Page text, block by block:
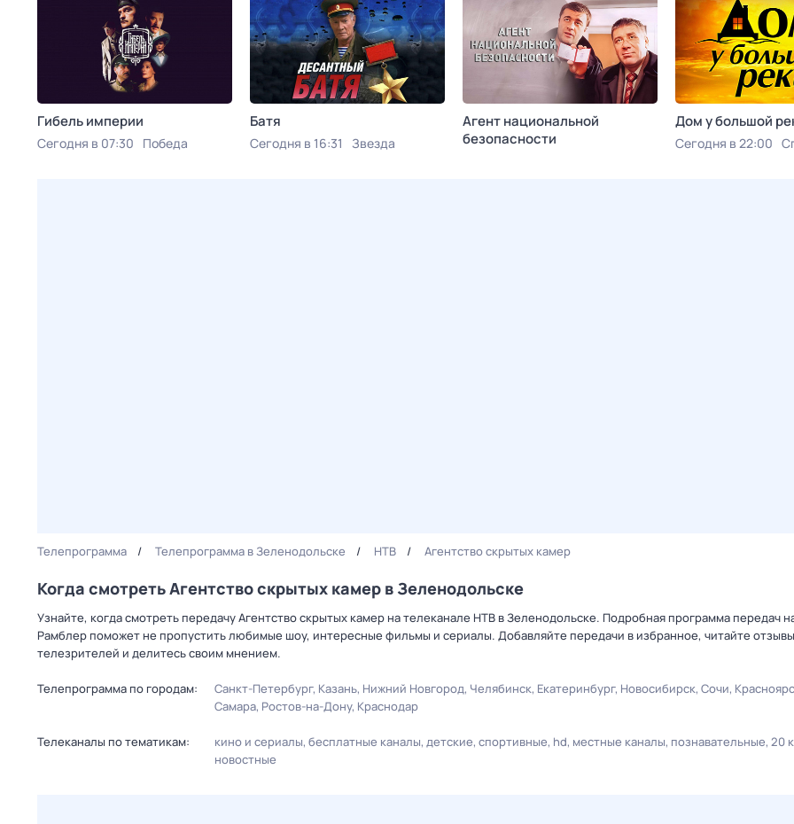
Гибель империи
Сегодня в 07:30 Победа
Батя
Сегодня в 16:31 Звезда
Агент национальной
безопасности
Дом у большой
Сегодня в 22:00
Телепрограмма Телепрограмма в Зеленодольске НТВ Агентство скрытых камер
Когда смотреть Агентство скрытых камер в Зеленодольске
Узнайте, когда смотреть передачу Агентство скрытых камер на телеканале НТВ в Зеленодольске. Подробная программа передач
Рамблер поможет не пропустить любимые шоу, интересные фильмы и сериалы. Добавляйте передачи в избранное, читайте отзывы
телезрителей и делитесь своим мнением.
Телепрограмма по городам: Санкт-Петербург Казань Нижний Новгород Челябинск Екатеринбург Новосибирск Сочи
Самара Ростов-на-Дону Краснодар
Телеканалы по тематикам: кино и сериалы бесплатные каналы детские спортивные hd местные каналы познавательные 20
новостные